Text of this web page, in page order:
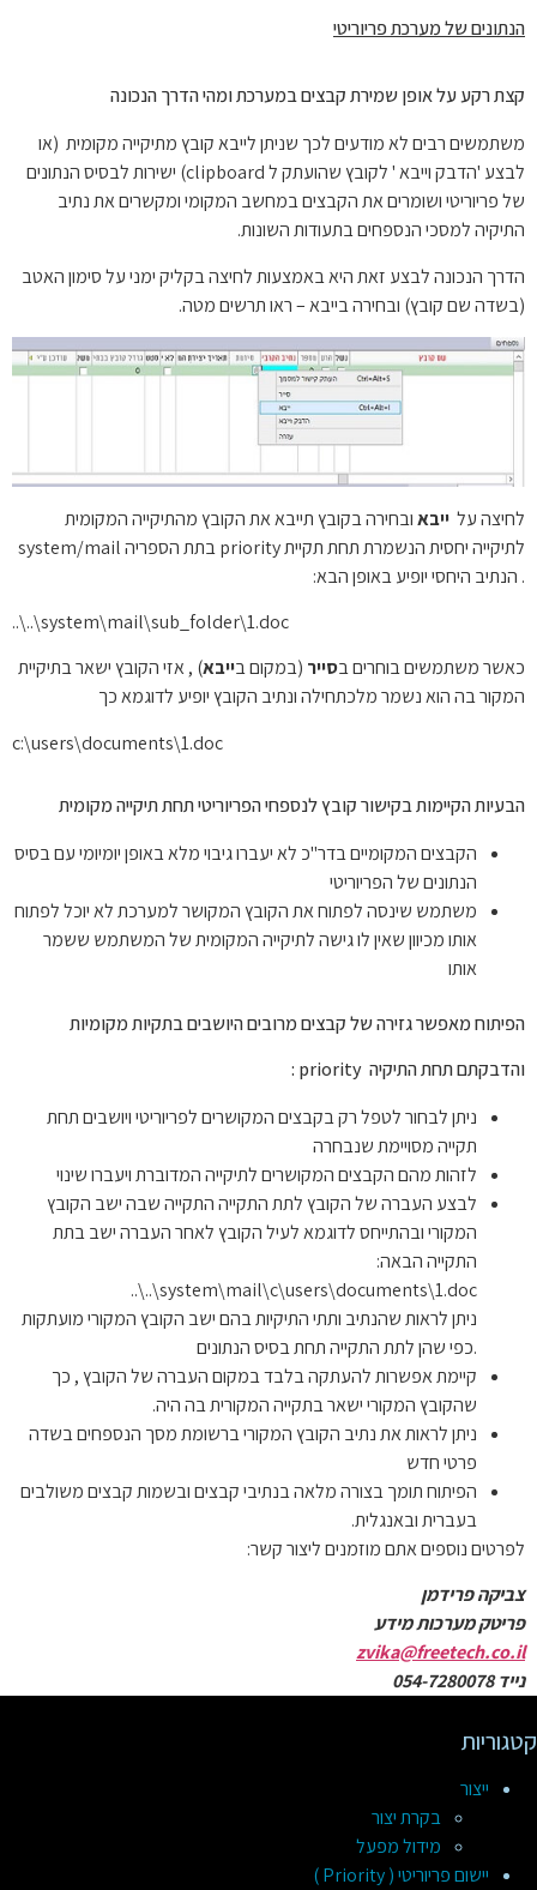
הנתונים של מערכת פריוריטי
קצת רקע על אופן שמירת קבצים במערכת ומהי הדרך הנכונה
משתמשים רבים לא מודעים לכך שניתן לייבא קובץ מתיקייה מקומית (או
לבצע 'הדבק וייבא ' לקובץ שהועתק ל clipboard) ישירות לבסיס הנתונים
של פריוריטי ושומרים את הקבצים במחשב המקומי ומקשרים את נתיב
התיקיה למסכי הנספחים בתעודות השונות.
הדרך הנכונה לבצע זאת היא באמצעות לחיצה בקליק ימני על סימון האטב
(בשדה שם קובץ) ובחירה בייבא – ראו תרשים מטה.
לחיצה על ייבאובחירה בקובץ תייבא את הקובץ מהתיקייה המקומית
לתיקייה יחסית הנשמרת תחת תקיית priority בתת הספריה system/mail
. הנתיב היחסי יופיע באופן הבא:
..\..\system\mail\sub_folder\1.doc
כאשר משתמשים בוחרים בסייר (במקום בייבא) , אזי הקובץ ישאר בתיקיית
המקור בה הוא נשמר מלכתחילה ונתיב הקובץ יופיע לדוגמא כך
c:\users\documents\1.doc
הבעיות הקיימות בקישור קובץ לנספחי הפריוריטי תחת תיקייה מקומית
הקבצים המקומיים בדר"כ לא יעברו גיבוי מלא באופן יומיומי עם בסיס
הנתונים של הפריוריטי
משתמש שינסה לפתוח את הקובץ המקושר למערכת לא יוכל לפתוח
אותו מכיוון שאין לו גישה לתיקייה המקומית של המשתמש ששמר
אותו
הפיתוח מאפשר גזירה של קבצים מרובים היושבים בתקיות מקומיות
והדבקתם תחת התיקיה priority :
ניתן לבחור לטפל רק בקבצים המקושרים לפריוריטי ויושבים תחת
תקייה מסויימת שנבחרה
לזהות מהם הקבצים המקושרים לתיקייה המדוברת ויעברו שינוי
לבצע העברה של הקובץ לתת התקייה התקייה שבה ישב הקובץ
המקורי ובהתייחס לדוגמא לעיל הקובץ לאחר העברה ישב בתת
התקייה הבאה:
..\..\system\mail\c\users\documents\1.doc
ניתן לראות שהנתיב ותתי התיקיות בהם ישב הקובץ המקורי מועתקות
כפי שהן לתת התקייה תחת בסיס הנתונים.
קיימת אפשרות להעתקה בלבד במקום העברה של הקובץ , כך
שהקובץ המקורי ישאר בתקייה המקורית בה היה.
ניתן לראות את נתיב הקובץ המקורי ברשומת מסך הנספחים בשדה
פרטי חדש
הפיתוח תומך בצורה מלאה בנתיבי קבצים ובשמות קבצים משולבים
בעברית ובאנגלית.
לפרטים נוספים אתם מוזמנים ליצור קשר:
צביקה פרידמן
פריטק מערכות מידע
zvika@freetech.co.il
נייד 054-7280078
קטגוריות
ייצור
בקרת יצור
מידול מפעל
יישום פריוריטי ( Priority )